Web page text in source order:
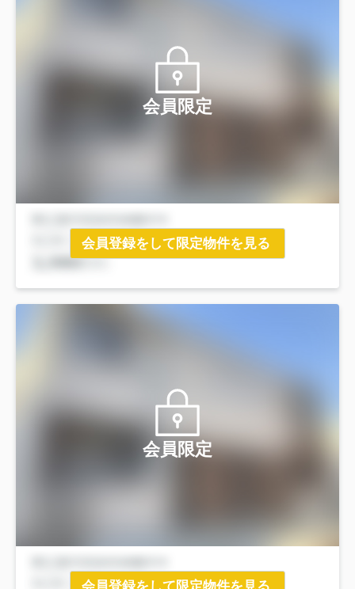
会員限定
会員登録をして限定物件を見る
会員限定
会員登録をして限定物件を見る